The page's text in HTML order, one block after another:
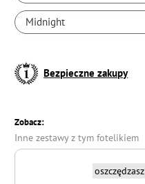
Midnight
Bezpieczne zakupy
Zobacz:
Inne zestawy z tym fotelikiem
oszczędzasz